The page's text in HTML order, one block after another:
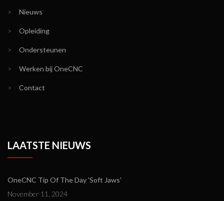
> Nieuws
> Opleiding
> Ondersteunen
> Werken bij OneCNC
> Contact
LAATSTE NIEUWS
OneCNC Tip Of The Day 'Soft Jaws'
November 11, 2024